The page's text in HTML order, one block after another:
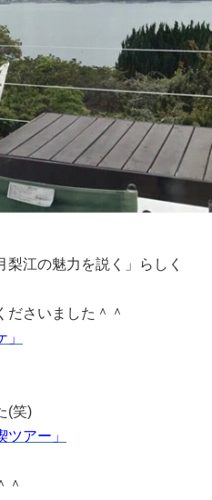
梨江の魅力を説く」らしく
ださいました＾＾
(笑)
ツアー」
＾